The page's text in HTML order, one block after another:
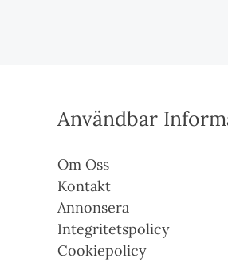
Användbar
Om Oss
Kontakt
Annonsera
Integritetspolicy
Cookiepolicy